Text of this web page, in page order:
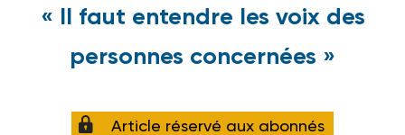
« Il faut entendre les voix des
personnes concernées »
Article réservé aux abonnés